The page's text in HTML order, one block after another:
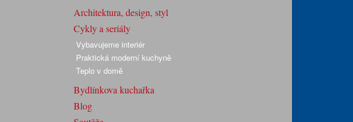
Architektura, design, styl
Cykly a seriály
Vybavujeme interiér
Praktická moderní kuchyně
Teplo v domě
Bydlínkova kuchařka
Blog